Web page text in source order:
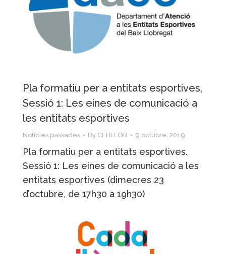
Pla formatiu per a entitats esportives,
Sessió 1: Les eines de comunicació a
les entitats esportives
Notícies passades By CEBLLOB 9 octubre, 2019
Pla formatiu per a entitats esportives.
Sessió 1: Les eines de comunicació a les
entitats esportives (dimecres 23
d’octubre, de 17h30 a 19h30)